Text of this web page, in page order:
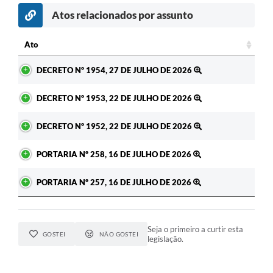
Atos relacionados por assunto
Ato
DECRETO Nº 1954, 27 DE JULHO DE 2026
DECRETO Nº 1953, 22 DE JULHO DE 2026
DECRETO Nº 1952, 22 DE JULHO DE 2026
PORTARIA Nº 258, 16 DE JULHO DE 2026
PORTARIA Nº 257, 16 DE JULHO DE 2026
GOSTEI NÃO GOSTEI
Seja o primeiro a curtir esta
legislação.